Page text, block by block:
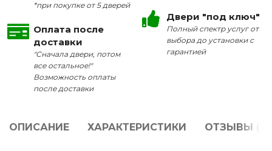
*при покупке от 5 дверей
Оплата после
доставки
"Сначала двери, потом
все остальное!"
Возможность оплаты
после доставки
Двери "под ключ"
Полный спектр услуг от
выбора до установки с
гарантией
ОПИСАНИЕ ХАРАКТЕРИСТИКИ ОТЗЫВЫ (0)